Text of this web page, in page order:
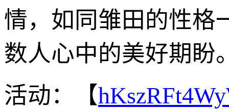
情，如同雏田的性格
数人心中的美好期盼
活动：【